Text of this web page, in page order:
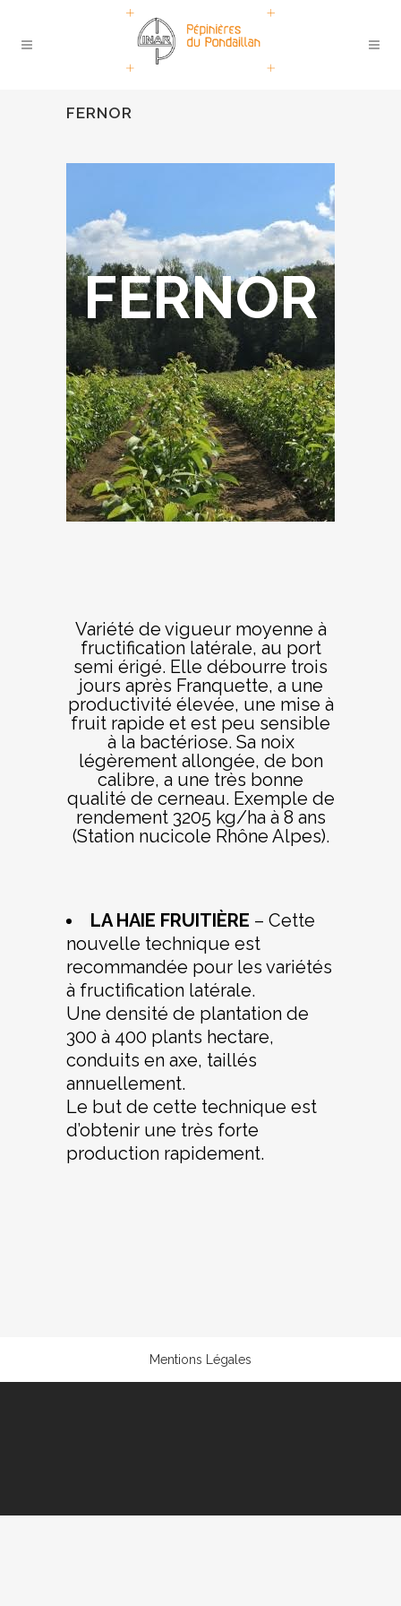
FERNOR
FERNOR
Variété de vigueur moyenne à
fructification latérale, au port
semi érigé. Elle débourre trois
jours après Franquette, a une
productivité élevée, une mise à
fruit rapide et est peu sensible
à la bactériose. Sa noix
légèrement allongée, de bon
calibre, a une très bonne
qualité de cerneau. Exemple de
rendement 3205 kg/ha à 8 ans
(Station nucicole Rhône Alpes).
LA HAIE FRUITIÈRE – Cette
nouvelle technique est
recommandée pour les variétés
à fructification latérale.
Une densité de plantation de
300 à 400 plants hectare,
conduits en axe, taillés
annuellement.
Le but de cette technique est
d’obtenir une très forte
production rapidement.
Mentions Légales